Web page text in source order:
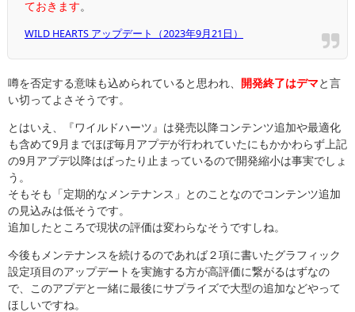
ておきます 。
WILD HEARTS アップデート（2023年9月21日）
噂を否定する意味も込められていると思われ、 開発終了はデマと言
い切ってよさそうです。
とはいえ、『ワイルドハーツ』は発売以降コンテンツ追加や最適化
も含めて9月までほぼ毎月アプデが行われていたにもかかわらず上記
の9月アプデ以降はぱったり止まっているので開発縮小は事実でしょ
う。
そもそも「定期的なメンテナンス」とのことなのでコンテンツ追加
の見込みは低そうです。
追加したところで現状の評価は変わらなそうですしね。
今後もメンテナンスを続けるのであれば２項に書いたグラフィック
設定項目のアップデートを実施する方が高評価に繋がるはずなの
で、このアプデと一緒に最後にサプライズで大型の追加などやって
ほしいですね。